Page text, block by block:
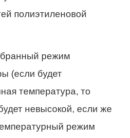
полиэтиленовой
режим
(если будет
температура, то
невысокой, если же
режим